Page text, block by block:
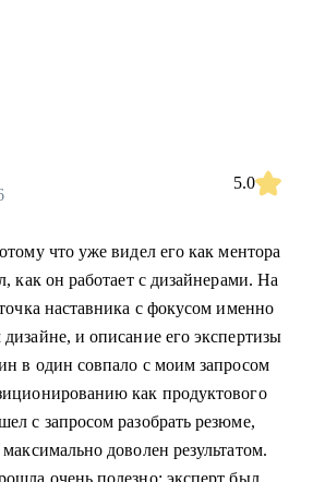
5.0
что уже видел его как ментора
как он работает с дизайнерами. На
наставника с фокусом именно
и описание его экспертизы
в один совпало с моим запросом
как продуктового
с запросом разобрать резюме,
доволен результатом.
очень полезно: эксперт был